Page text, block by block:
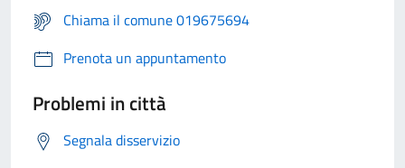
Chiama il comune 019675694
Prenota un appuntamento
Problemi in città
Segnala disservizio